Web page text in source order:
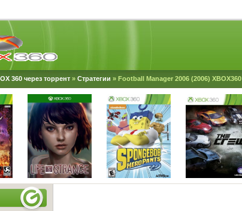
360 через торрент» Стратегии » Football Manager 2006 (2006) XBOX360